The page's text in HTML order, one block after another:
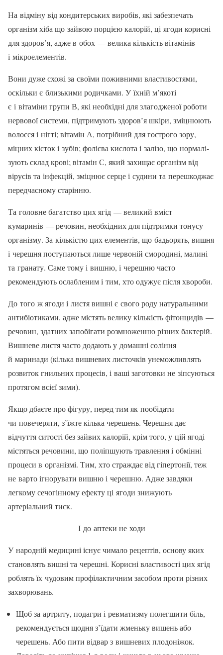
На відміну від кондитерських виробів, які забезпечать
організм хіба що зайвою порцією калорій, ці ягоди корисні
для здоров’я, адже в обох — велика кількість ві­тамінів
і мікроелементів.
Вони дуже схожі за своїми поживними властивостями,
оскільки є близькими ро­дичками. У їхній м’якоті
є і вітаміни групи В, які необхідні для злагодженої роботи
нервової системи, підтримують здоров’я шкіри, зміцнюють
волосся і нігті; вітамін А, потрібний для гострого зору,
міцних кісток і зубів; фолієва кислота і залізо, що нормалі­
зують склад крові; вітамін С, який захищає організм від
вірусів та інфекцій, зміцнює серце і судини та перешкоджає
передчас­ному старінню.
Та головне багатство цих ягід — великий вміст
кумаринів — речовин, необхідних для підтримки тонусу
організму. За кількістю цих елементів, що бадьорять, вишня
і че­решня поступаються лише червоній сморо­дині, малині
та гранату. Саме тому і вишню, і черешню часто
рекомендують ослабле­ним і тим, хто одужує після хвороби.
До того ж ягоди і листя вишні є свого роду натуральними
антибіотиками, адже містять велику кількість фітонцидів —
речо­вин, здатних запобігати розмноженню різ­них бактерій.
Вишневе листя часто дода­ють у домашні соління
й маринади (кілька вишневих листочків унеможливлять
розви­ток гнильних процесів, і ваші заготовки не зіпсуються
протягом всієї зими).
Якщо дбаєте про фігуру, перед тим як пообідати
чи повечеряти, з’їжте кілька че­решень. Черешня дає
відчуття ситості без зайвих калорій, крім того, у цій ягоді
міс­тяться речовини, що поліпшують травлен­ня і обмінні
процеси в організмі. Тим, хто страждає від гіпертонії, теж
не варто ігно­рувати вишню і черешню. Адже завдяки
легкому сечогінному ефекту ці ягоди зни­жують
артеріальний тиск.
І до аптеки не ходи
У народній медицині існує чимало ре­цептів, основу яких
становлять вишні та че­решні. Корисні властивості цих ягід
роблять їх чудовим профілактичним засобом проти різних
захворювань.
Щоб за артриту, подагри і ревматиз­му полегшити біль,
рекомендується щодня з’їдати жменьку вишень або
черешень. Або пити відвар з вишневих плодоніжок.